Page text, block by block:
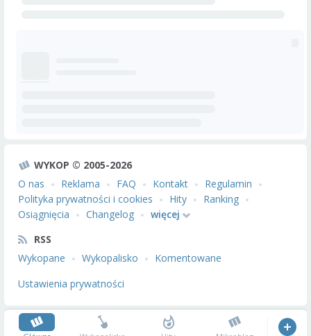
WYKOP © 2005-2026
O nas
Reklama FAQ Kontakt
Regulamin
Polityka prywatności i cookies
Hity
Ranking
Osiągnięcia
Changelog
więcej
RSS
Wykopane
Wykopalisko
Komentowane
Ustawienia prywatności